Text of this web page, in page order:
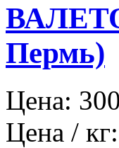
Пермь)
Цена:
Цена / кг: